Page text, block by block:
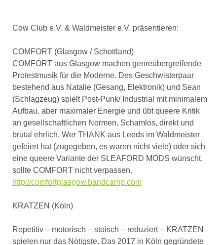
Cow Club e.V. & Waldmeister e.V. präsentieren:
COMFORT (Glasgow / Schottland)
COMFORT aus Glasgow machen genreübergreifende
Protestmusik für die Moderne. Des Geschwisterpaar
bestehend aus Natalie (Gesang, Elektronik) und Sean
(Schlagzeug) spielt Post-Punk/ Industrial mit minimalem
Aufbau, aber maximaler Energie und übt queere Kritik
an gesellschaftlichen Normen. Schamlos, direkt und
brutal ehrlich. Wer THANK aus Leeds im Waldmeister
gefeiert hat (zugegeben, es waren nicht viele) oder sich
eine queere Variante der SLEAFORD MODS wünscht,
sollte COMFORT nicht verpassen.
http://comfortglasgow.bandcamp.com
KRATZEN (Köln)
Repetitiv – motorisch – stoisch – reduziert – KRATZEN
spielen nur das Nötigste. Das 2017 in Köln gegründete